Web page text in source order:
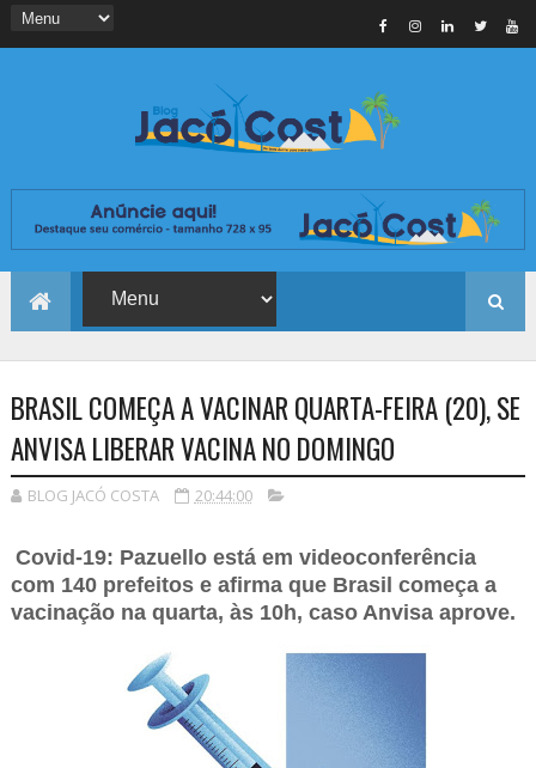
BRASIL COMEÇA A VACINAR QUARTA-FEIRA (20), SE
ANVISA LIBERAR VACINA NO DOMINGO
BLOG JACÓ COSTA 20:44:00
Covid-19: Pazuello está em videoconferência
com 140 prefeitos e afirma que Brasil começa a
vacinação na quarta, às 10h, caso Anvisa aprove.